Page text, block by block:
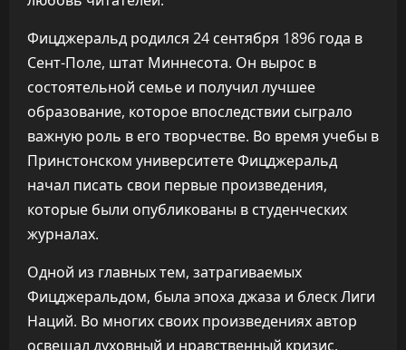
Фицджеральд родился 24 сентября 1896 года в
Сент-Поле, штат Миннесота. Он вырос в
состоятельной семье и получил лучшее
образование, которое впоследствии сыграло
важную роль в его творчестве. Во время учебы в
Принстонском университете Фицджеральд
начал писать свои первые произведения,
которые были опубликованы в студенческих
журналах.
Одной из главных тем, затрагиваемых
Фицджеральдом, была эпоха джаза и блеск Лиги
Наций. Во многих своих произведениях автор
освещал духовный и нравственный кризис,